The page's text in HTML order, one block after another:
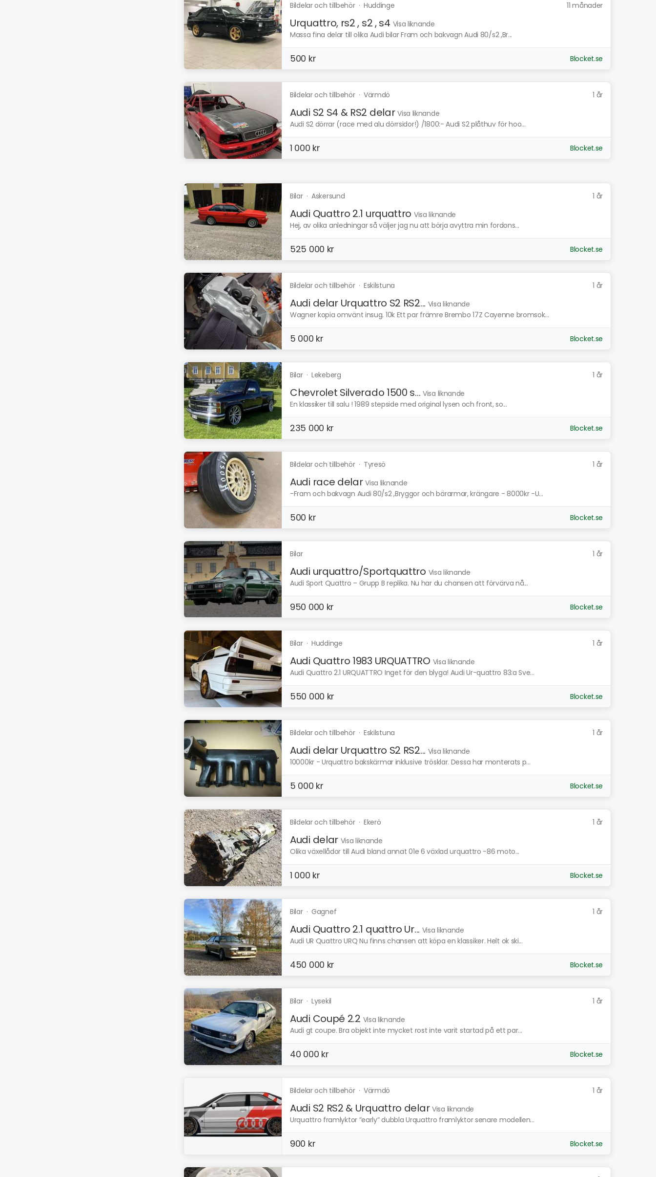
Bildelar och tillbehör· Huddinge 11 månader
Urquattro, rs2 , s2 , s4 Visa liknande
Massa fina delar till olika Audi bilar Fram och bakvagn Audi 80/s2 ,Br...
500 kr Blocket.se
Bildelar och tillbehör· Värmdö 1 år
Audi S2 S4 & RS2 delar Visa liknande
Audi S2 dörrar (race med alu dörrsidor!) /1800:- Audi S2 plåthuv för hoo...
1 000 kr Blocket.se
Bilar· Askersund 1 år
Audi Quattro 2.1 urquattro Visa liknande
Hej, av olika anledningar så väljer jag nu att börja avyttra min fordons...
525 000 kr Blocket.se
Bildelar och tillbehör· Eskilstuna 1 år
Audi delar Urquattro S2 RS2... Visa liknande
Wagner kopia omvänt insug. 10k Ett par främre Brembo 17Z Cayenne bromsok...
5 000 kr Blocket.se
Bilar· Lekeberg 1 år
Chevrolet Silverado 1500 s... Visa liknande
En klassiker till salu ! 1989 stepside med original lysen och front, so...
235 000 kr Blocket.se
Bildelar och tillbehör· Tyresö 1 år
Audi race delar Visa liknande
-Fram och bakvagn Audi 80/s2 ,Bryggor och bärarmar, krängare - 8000kr -U...
500 kr Blocket.se
Bilar 1 år
Audi urquattro/Sportquattro Visa liknande
Audi Sport Quattro – Grupp B replika. Nu har du chansen att förvärva nå...
950 000 kr Blocket.se
Bilar· Huddinge 1 år
Audi Quattro 1983 URQUATTRO Visa liknande
Audi Quattro 2.1 URQUATTRO Inget för den blyga! Audi Ur-quattro 83:a Sve...
550 000 kr Blocket.se
Bildelar och tillbehör· Eskilstuna 1 år
Audi delar Urquattro S2 RS2... Visa liknande
10000kr - Urquattro bakskärmar inklusive trösklar. Dessa har monterats p...
5 000 kr Blocket.se
Bildelar och tillbehör· Ekerö 1 år
Audi delar Visa liknande
Olika växellådor till Audi bland annat 01e 6 växlad urquattro -86 moto...
1 000 kr Blocket.se
Bilar· Gagnef 1 år
Audi Quattro 2.1 quattro Ur... Visa liknande
Audi UR Quattro URQ Nu finns chansen att köpa en klassiker. Helt ok ski...
450 000 kr Blocket.se
Bilar· Lysekil 1 år
Audi Coupé 2.2 Visa liknande
Audi gt coupe. Bra objekt inte mycket rost inte varit startad på ett par...
40 000 kr Blocket.se
Bildelar och tillbehör· Värmdö 1 år
Audi S2 RS2 & Urquattro delar Visa liknande
Urquattro framlyktor ”early” dubbla Urquattro framlyktor senare modellen...
900 kr Blocket.se